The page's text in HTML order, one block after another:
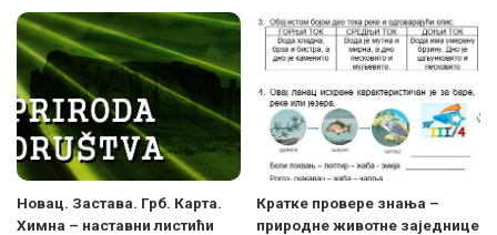
Новац. Застава. Грб. Карта.
Химна – наставни листићи
Кратке провере знања –
природне животне заједнице